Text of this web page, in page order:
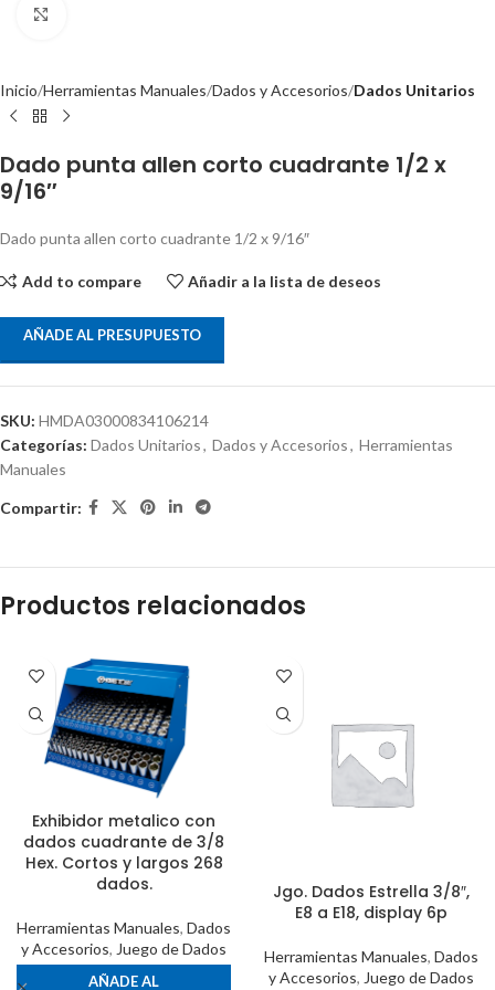
Inicio Herramientas Manuales Dados y Accesorios Dados Unitarios
Dado punta allen corto cuadrante 1/2 x
9/16″
Dado punta allen corto cuadrante 1/2 x 9/16″
Add to compare Añadir a la lista de deseos
AÑADE AL PRESUPUESTO
SKU: HMDA03000834106214
Categorías: Dados Unitarios, Dados y Accesorios, Herramientas
Manuales
Compartir:
Productos relacionados
Exhibidor metalico con
dados cuadrante de 3/8
Hex. Cortos y largos 268
dados.
Herramientas Manuales, Dados
y Accesorios, Juego de Dados
AÑADE AL
Jgo. Dados Estrella 3/8″,
E8 a E18, display 6p
Herramientas Manuales, Dados
y Accesorios, Juego de Dados